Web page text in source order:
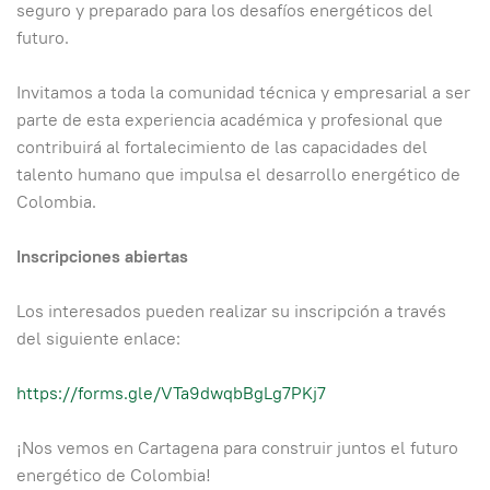
seguro y preparado para los desafíos energéticos del
futuro.
Invitamos a toda la comunidad técnica y empresarial a ser
parte de esta experiencia académica y profesional que
contribuirá al fortalecimiento de las capacidades del
talento humano que impulsa el desarrollo energético de
Colombia.
Inscripciones abiertas
Los interesados pueden realizar su inscripción a través
del siguiente enlace:
https://forms.gle/VTa9dwqbBgLg7PKj7
¡Nos vemos en Cartagena para construir juntos el futuro
energético de Colombia!